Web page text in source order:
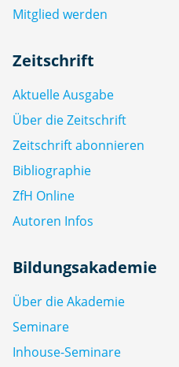
Mitglied werden
Zeitschrift
Aktuelle Ausgabe
Über die Zeitschrift
Zeitschrift abonnieren
Bibliographie
ZfH Online
Autoren Infos
Bildungsakademie
Über die Akademie
Seminare
Inhouse-Seminare